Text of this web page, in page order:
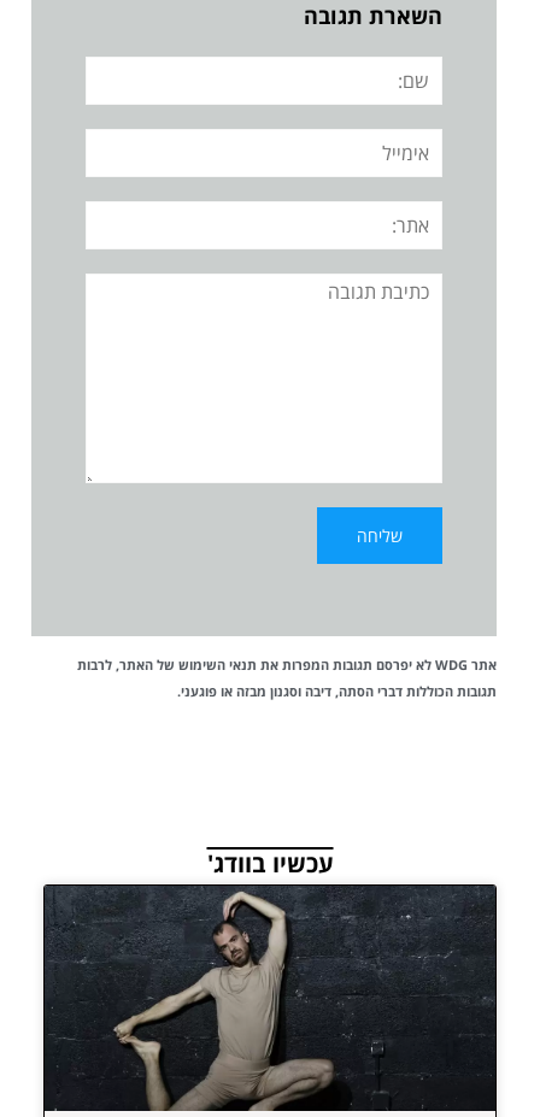
השארת תגובה
שם:
אימייל
אתר:
תגובה
אתר WDG לא יפרסם תגובות המפרות את תנאי השימוש של האתר, לרבות
תגובות הכוללות דברי הסתה, דיבה וסגנון מבזה או פוגעני.
עכשיו בוודג'